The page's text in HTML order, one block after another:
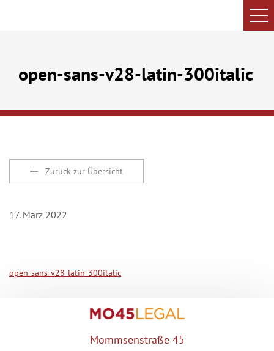
open-sans-v28-latin-300italic
Zurück zur Übersicht
17. März 2022
open-sans-v28-latin-300italic
Mommsenstraße 45